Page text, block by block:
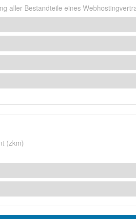
aller Bestandteile eines
(zkm)